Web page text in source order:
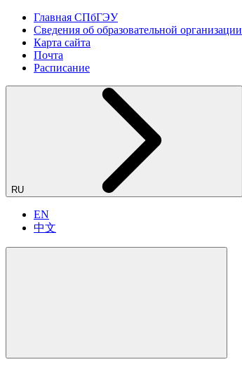
Главная СПбГЭУ
Сведения об образовательной организации
Карта сайта
Почта
Расписание
RU
EN
中文